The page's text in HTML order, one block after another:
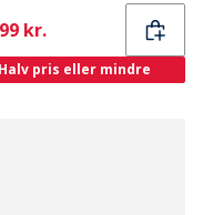
kr.
Halv pris eller mindre